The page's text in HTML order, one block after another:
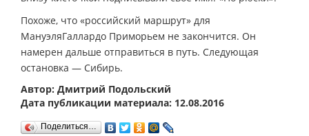
Похоже, что «российский маршрут» для
МануэляГаллардо Приморьем не закончится. Он
намерен дальше отправиться в путь. Следующая
остановка — Сибирь.
Автор: Дмитрий Подольский
Дата публикации материала: 12.08.2016
Поделиться…